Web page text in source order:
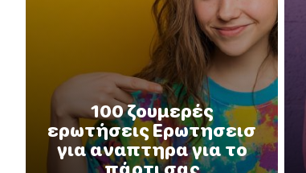
100 ζουμερές
ερωτήσεις Ερωτησεισ
για αναπτηρα για το
πάρτι σας